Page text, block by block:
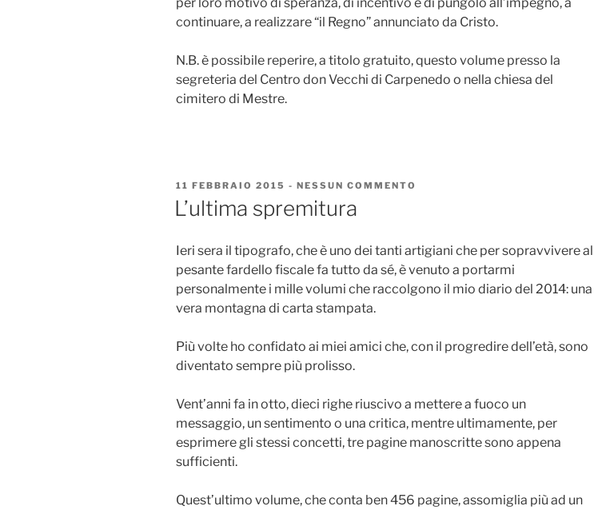
continuare, a realizzare “il Regno” annunciato da Cristo.
N.B. è possibile reperire, a titolo gratuito, questo volume presso la
segreteria del Centro don Vecchi di Carpenedo o nella chiesa del
cimitero di Mestre.
PUBBLICATO
IL
11 FEBBRAIO 2015 - NESSUN COMMENTO
L’ultima spremitura
Ieri sera il tipografo, che è uno dei tanti artigiani che per sopravvivere al
pesante fardello fiscale fa tutto da sé, è venuto a portarmi
personalmente i mille volumi che raccolgono il mio diario del 2014: una
vera montagna di carta stampata.
Più volte ho confidato ai miei amici che, con il progredire dell’età, sono
diventato sempre più prolisso.
Vent’anni fa in otto, dieci righe riuscivo a mettere a fuoco un
messaggio, un sentimento o una critica, mentre ultimamente, per
esprimere gli stessi concetti, tre pagine manoscritte sono appena
sufficienti.
Quest’ultimo volume, che conta ben 456 pagine, assomiglia più ad un